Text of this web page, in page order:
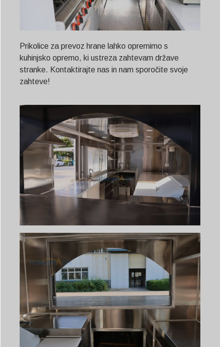
Prikolice za prevoz hrane lahko opremimo s
kuhinjsko opremo, ki ustreza zahtevam države
stranke. Kontaktirajte nas in nam sporočite svoje
zahteve!